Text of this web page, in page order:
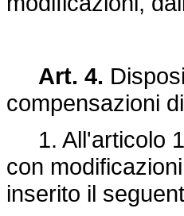
Art. 4.
compensazioni
1. All'articolo
con
inserito il